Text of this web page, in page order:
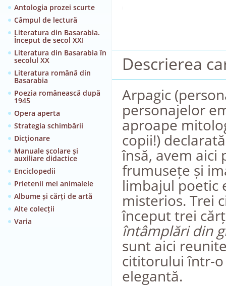
Antologia prozei scurte
Câmpul de lectură
Literatura din Basarabia.
Început de secol XXI
Literatura din Basarabia în
secolul XX
Literatura română din
Basarabia
Poezia românească după
1945
Opera aperta
Strategia schimbării
Dicţionare
Manuale școlare și
auxiliare didactice
Enciclopedii
Prietenii mei animalele
Albume și cărți de artă
Alte colecții
Varia
Descrierea
Arpagic
personajelor
aproape
copii!)
însă, avem aici
frumusețe și
limbajul poetic
misterios. Trei
început trei
întâmplări din
sunt aici
cititorului într-
elegantă.